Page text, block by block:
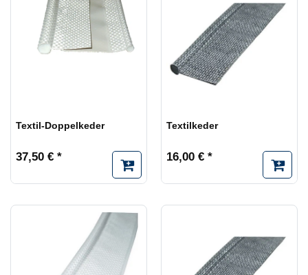
Textil-Doppelkeder
37,50 € *
Textilkeder
16,00 € *